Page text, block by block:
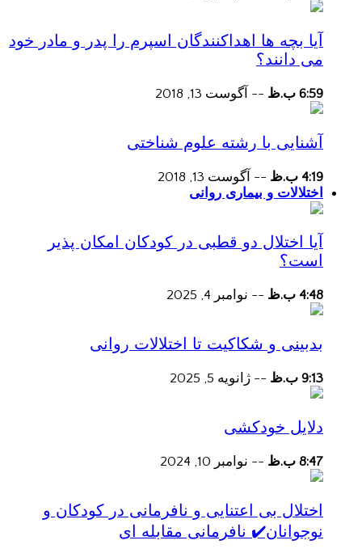
آیا بچه ها اهداکنندگان اسپرم را پدر و مادر خود
می دانند؟
6:59 ب.ظ -- آگوست 13, 2018
آشنایی با رشته علوم شناختی
4:19 ب.ظ -- آگوست 13, 2018
اختلالات و بیماری روانی
آیا اختلال دو قطبی در کودکان امکان پذیر
است؟
4:48 ب.ظ -- نوامبر 4, 2025
بدبینی و شکاکیت تا اختلالات روانی
9:13 ب.ظ -- ژانویه 5, 2025
دلایل خودکشی
8:47 ب.ظ -- نوامبر 10, 2024
اختلال بی اعتنایی و نافرمانی در کودکان و
نوجوانان✔️ نافرمانی مقابله ای